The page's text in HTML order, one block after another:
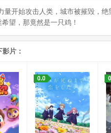
开始攻击人类，城市被摧毁，绝
望，那竟然是一只鸡！
片：
0.0